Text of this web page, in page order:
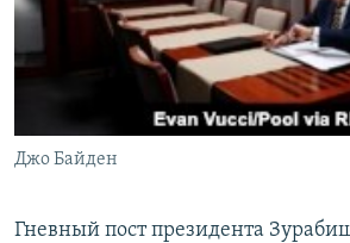
Джо Байден
Гневный пост президента